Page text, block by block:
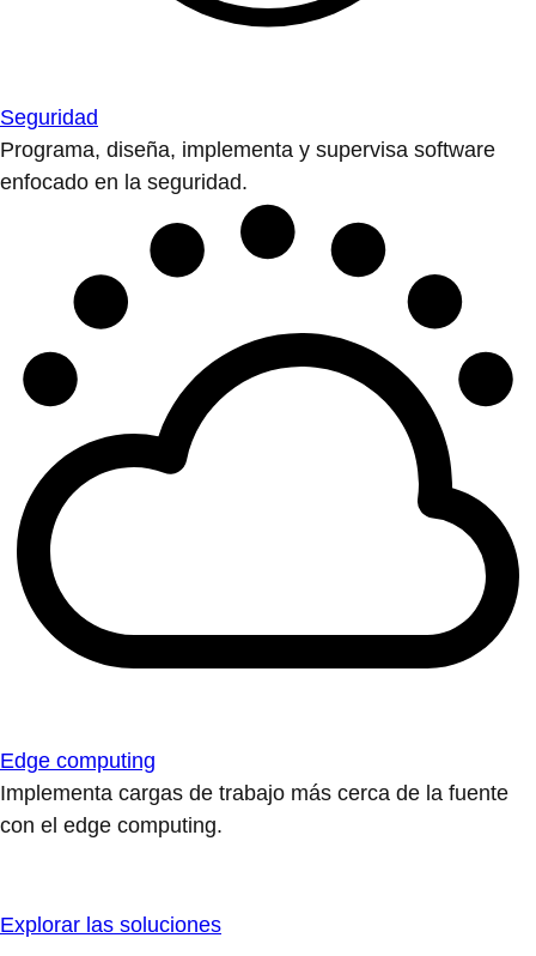
Seguridad
Programa, diseña, implementa y supervisa software
enfocado en la seguridad.
Edge computing
Implementa cargas de trabajo más cerca de la fuente
con el edge computing.
Explorar las soluciones